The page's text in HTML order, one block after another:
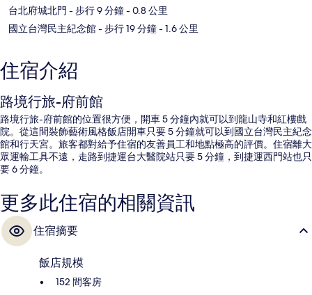
台北府城北門 - 步行 9 分鐘- 0.8 公里
國立台灣民主紀念館- 步行 19 分鐘- 1.6 公里
住宿介紹
路境行旅-府前館
路境行旅-府前館的位置很方便，開車 5 分鐘內就可以到龍山寺和紅樓戲
院。從這間裝飾藝術風格飯店開車只要 5 分鐘就可以到國立台灣民主紀念
館和行天宮。旅客都對給予住宿的友善員工和地點極高的評價。住宿離大
眾運輸工具不遠，走路到捷運台大醫院站只要 5 分鐘，到捷運西門站也只
要 6 分鐘。
更多此住宿的相關資訊
住宿摘要
飯店規模
152 間客房